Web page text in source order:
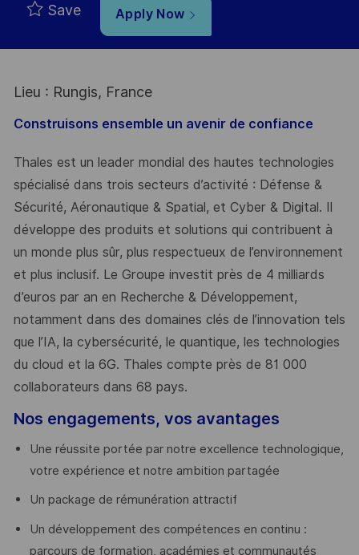
Save Apply Now
Lieu : Rungis, France
Construisons ensemble un avenir de confiance
Thales est un leader mondial des hautes technologies
spécialisé dans trois secteurs d’activité : Défense &
Sécurité, Aéronautique & Spatial, et Cyber & Digital. Il
développe des produits et solutions qui contribuent à
un monde plus sûr, plus respectueux de l’environnement
et plus inclusif. Le Groupe investit près de 4 milliards
d’euros par an en Recherche & Développement,
notamment dans des domaines clés de l’innovation tels
que l’IA, la cybersécurité, le quantique, les technologies
du cloud et la 6G. Thales compte près de 81 000
collaborateurs dans 68 pays.
Nos engagements, vos avantages
Une réussite portée par notre excellence technologique,
votre expérience et notre ambition partagée
Un package de rémunération attractif
Un développement des compétences en continu :
parcours de formation, académies et communautés